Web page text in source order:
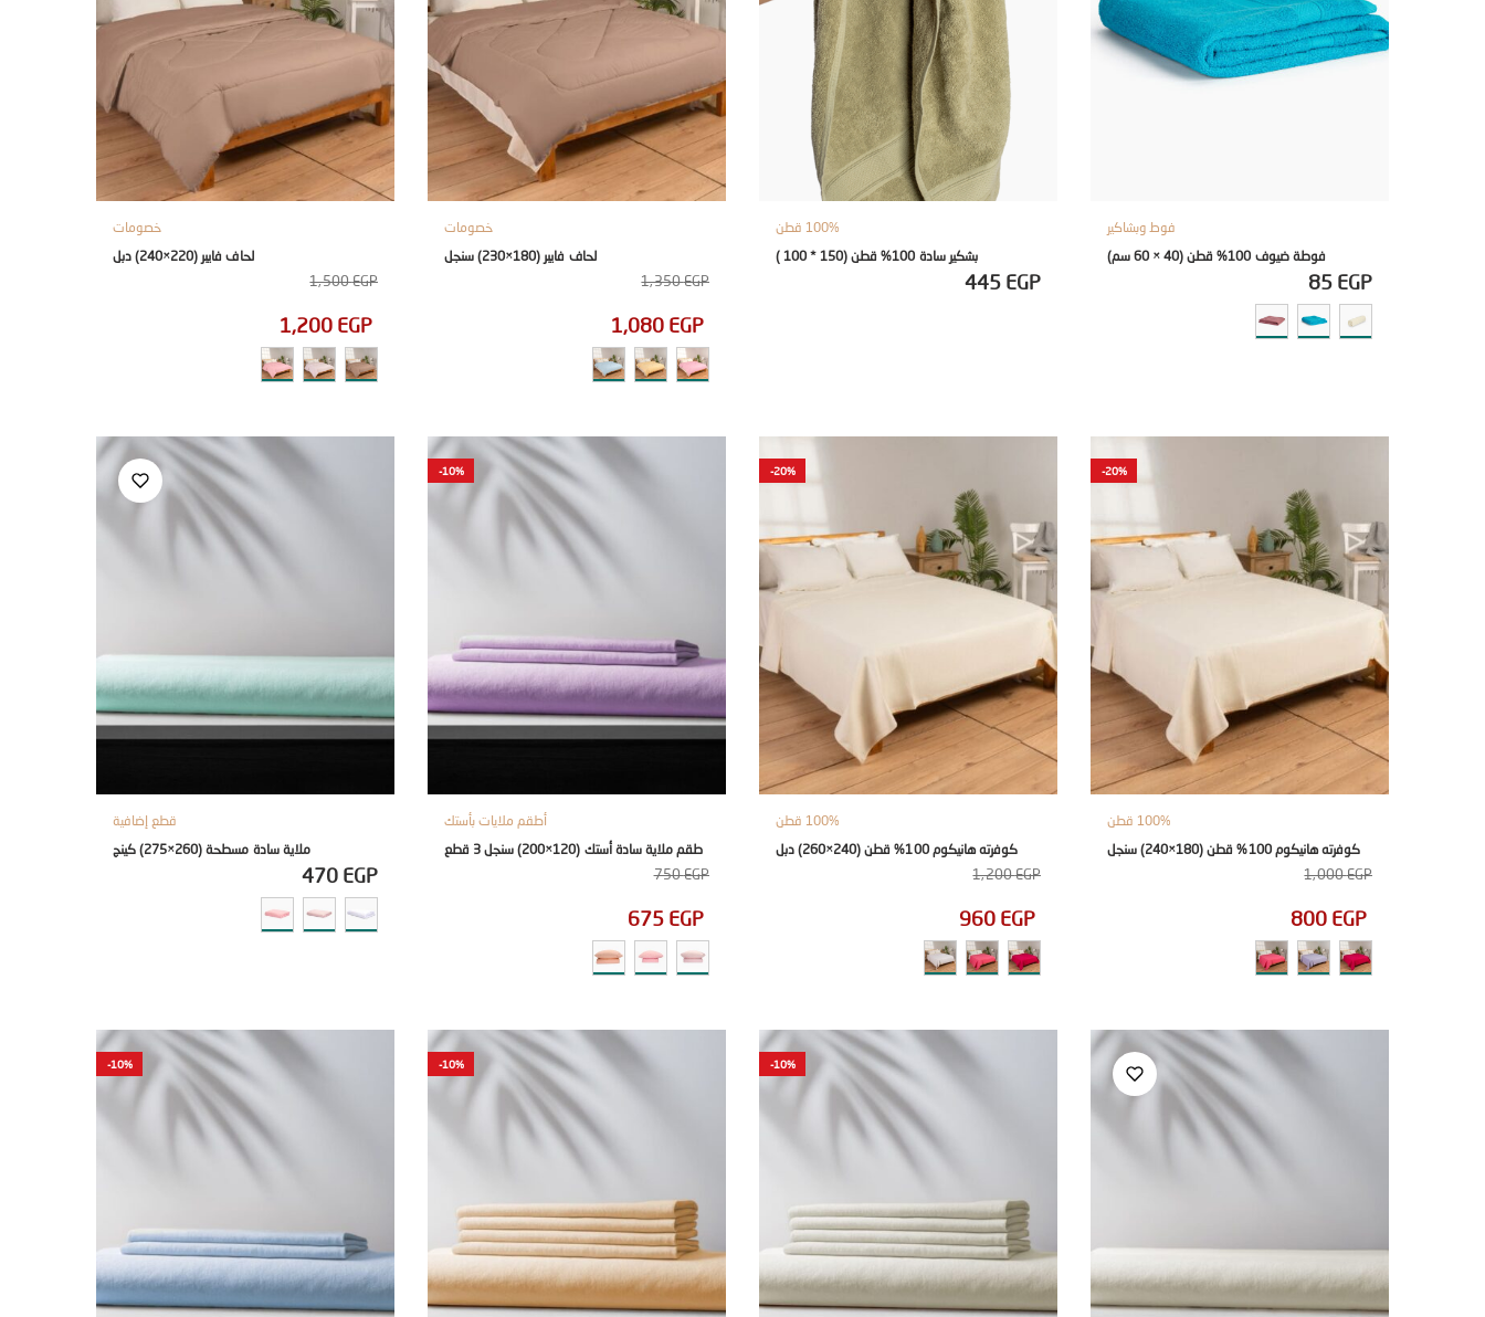
فوط وبشاكير
فوطة ضيوف 100% قطن (40 × 60 سم)
85 EGP
100% قطن
بشكير سادة 100% قطن (150 * 100 )
445 EGP
خصومات
لحاف فايبر (180×230) سنجل
1,350EGP
1,080 EGP
خصومات
لحاف فايبر (220×240) دبل
1,500EGP
1,200 EGP
-20%
100% قطن
كوفرته هانيكوم 100% قطن (180×240) سنجل
1,000EGP
800 EGP
-20%
100% قطن
كوفرته هانيكوم 100% قطن (240×260) دبل
1,200EGP
960 EGP
-10%
أطقم ملايات بأستك
طقم ملاية سادة أستك (120×200) سنجل 3 قطع
750EGP
675 EGP
قطع إضافية
ملاية سادة مسطحة (260×275) كينج
470 EGP
-10%
-10%
-10%